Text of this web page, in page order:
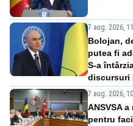
7 aug. 2026,
Bolojan,
putea fi
S-a
discursuri
7 aug. 2026,
ANSVSA
pentru